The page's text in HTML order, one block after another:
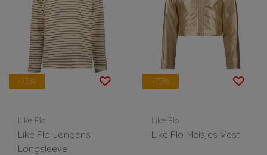
-75%
Like Flo
Like Flo Jongens
Longsleeve
-75%
Like Flo
Like Flo Meisjes Vest